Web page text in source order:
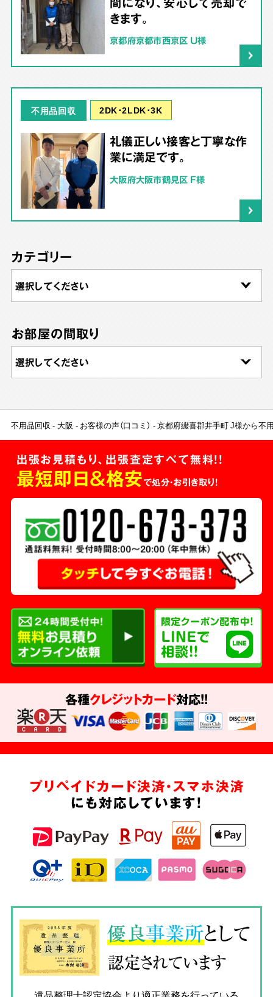
きます。
京都府京都市西京区 U様
不用品回収 2DK･2LDK･3K
礼儀正しい接客と丁寧な作
業に満足です。
大阪府大阪市鶴見区 F様
カテゴリー
お部屋の間取り
不用品回収 大阪 お客様の声（口コミ） 京都府綴喜郡井手町 J様から不
出張お見積もり、出張査定すべて無料!!
最短即日＆格安で処分・お引き取り！
各種クレジットカード対応!!
プリペイドカード決済・スマホ決済
にも対応しています!
優良事業所として
認定されています